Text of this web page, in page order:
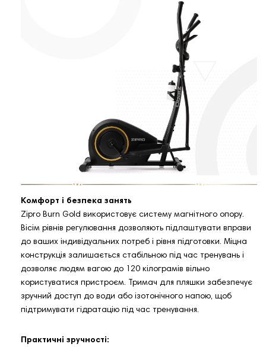
Комфорт і безпека занять
Zipro Burn Gold використовує систему магнітного опору.
Вісім рівнів регулювання дозволяють підлаштувати вправи
до ваших індивідуальних потреб і рівня підготовки. Міцна
конструкція залишається стабільною під час тренувань і
дозволяє людям вагою до 120 кілограмів вільно
користуватися пристроєм. Тримач для пляшки забезпечує
зручний доступ до води або ізотонічного напою, щоб
підтримувати гідратацію під час тренування.
Практичні зручності: